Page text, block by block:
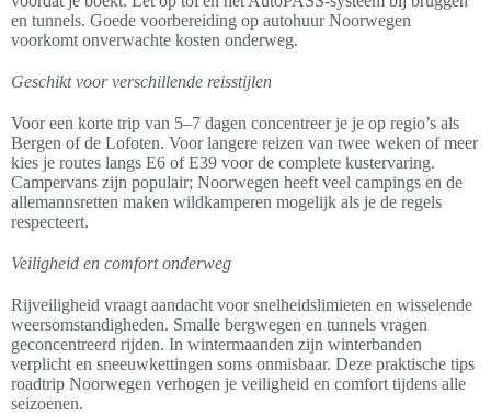
en tunnels. Goede voorbereiding op autohuur Noorwegen
voorkomt onverwachte kosten onderweg.
Geschikt voor verschillende reisstijlen
Voor een korte trip van 5–7 dagen concentreer je je op regio’s als
Bergen of de Lofoten. Voor langere reizen van twee weken of meer
kies je routes langs E6 of E39 voor de complete kustervaring.
Campervans zijn populair; Noorwegen heeft veel campings en de
allemannsretten maken wildkamperen mogelijk als je de regels
respecteert.
Veiligheid en comfort onderweg
Rijveiligheid vraagt aandacht voor snelheidslimieten en wisselende
weersomstandigheden. Smalle bergwegen en tunnels vragen
geconcentreerd rijden. In wintermaanden zijn winterbanden
verplicht en sneeuwkettingen soms onmisbaar. Deze praktische tips
roadtrip Noorwegen verhogen je veiligheid en comfort tijdens alle
seizoenen.